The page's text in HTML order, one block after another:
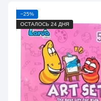
−25%
ОСТАЛОСЬ 24 ДНЯ